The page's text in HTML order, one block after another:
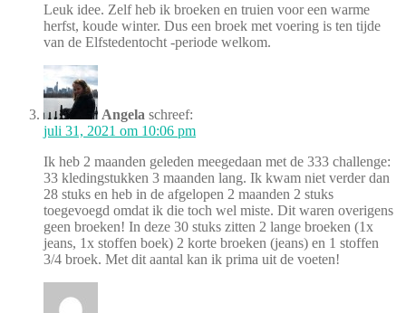
Leuk idee. Zelf heb ik broeken en truien voor een warme
herfst, koude winter. Dus een broek met voering is ten tijde
van de Elfstedentocht -periode welkom.
Angela schreef:
juli 31, 2021 om 10:06 pm
Ik heb 2 maanden geleden meegedaan met de 333 challenge:
33 kledingstukken 3 maanden lang. Ik kwam niet verder dan
28 stuks en heb in de afgelopen 2 maanden 2 stuks
toegevoegd omdat ik die toch wel miste. Dit waren overigens
geen broeken! In deze 30 stuks zitten 2 lange broeken (1x
jeans, 1x stoffen boek) 2 korte broeken (jeans) en 1 stoffen
3/4 broek. Met dit aantal kan ik prima uit de voeten!